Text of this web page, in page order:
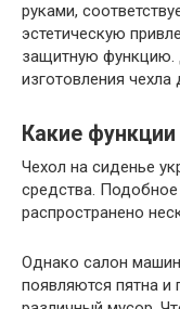
руками,
эстетическую
защитную функцию.
изготовления чехла
Какие
Чехол на сиденье
средства.
распространено
Однако салон
появляются пятна и